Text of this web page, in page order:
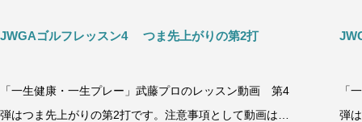
JWGAゴルフレッスン4 つま先上がりの第2打
「一生健康・一生プレー」武藤プロのレッスン動画 第4
弾はつま先上がりの第2打です。注意事項として動画は一
「
弾